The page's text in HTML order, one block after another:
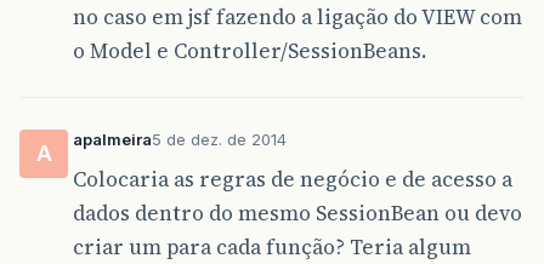
no caso em jsf fazendo a ligação do VIEW com
o Model e Controller/SessionBeans.
A
apalmeira5 de dez. de 2014
Colocaria as regras de negócio e de acesso a
dados dentro do mesmo SessionBean ou devo
criar um para cada função? Teria algum